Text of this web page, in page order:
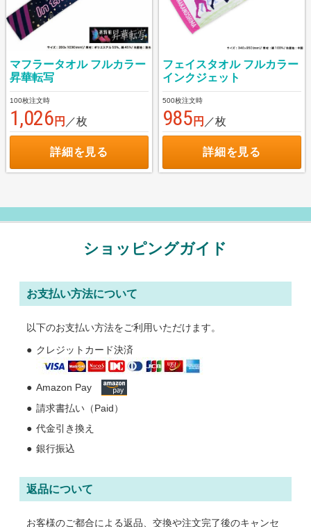
マフラータオル フルカラー
昇華転写
100枚注文時
1,026 円 ／枚
詳細を見る
フェイスタオル フルカラー
インクジェット
500枚注文時
985 円 ／枚
詳細を見る
ショッピングガイド
お支払い方法について
以下のお支払い方法をご利用いただけます。
クレジットカード決済
Amazon Pay
請求書払い（Paid）
代金引き換え
銀行振込
返品について
お客様のご都合による返品、交換や注文完了後のキャンセ